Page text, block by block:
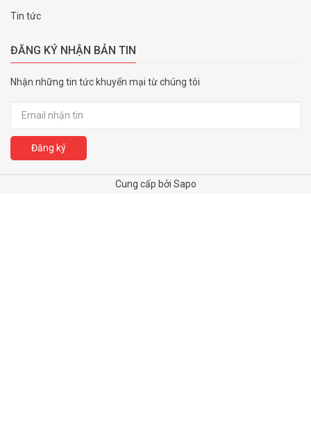
Tin tức
ĐĂNG KÝ NHẬN BẢN TIN
Nhận những tin tức khuyến mại từ chúng tôi
Đăng ký
Cung cấp bởi Sapo